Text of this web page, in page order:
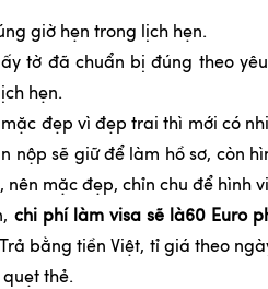
giờ hẹn trong lịch hẹn.
tờ đã chuẩn bị đúng theo
hẹn.
mặc đẹp vì đẹp trai thì mới có
nộp sẽ giữ để làm hồ sơ, còn
nên mặc đẹp, chỉn chu để hình
chi phí làm visa sẽ là60 Euro
bằng tiền Việt, tỉ giá theo
thẻ.